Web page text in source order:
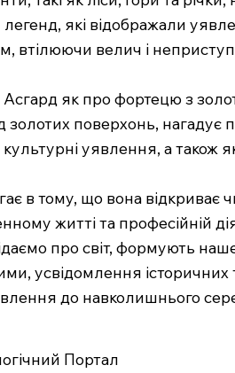
які відображали
втілюючи велич і
як про фортецю з
золотих поверхонь,
уявлення, а також
в тому, що вона
житті та професійній
про світ, формують
усвідомлення
до навколишнього
Портал